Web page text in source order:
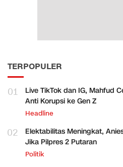
TERPOPULER
01
Live TikTok dan IG, Mahfud
Anti Korupsi ke Gen Z
Headline
02
Elektabilitas Meningkat,
Jika Pilpres 2 Putaran
Politik